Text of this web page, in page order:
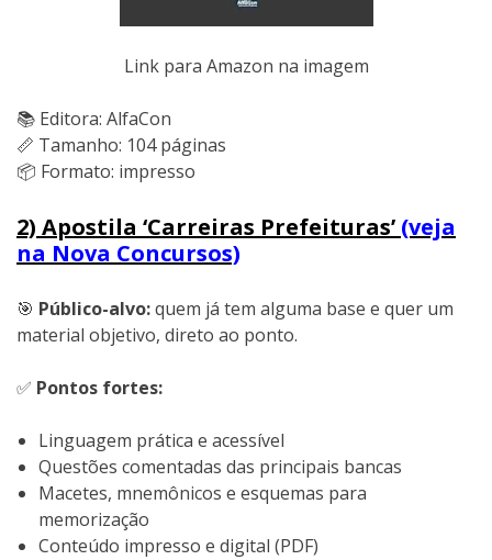
Link para Amazon na imagem
📚 Editora: AlfaCon
📏 Tamanho: 104 páginas
📦 Formato: impresso
2) Apostila ‘Carreiras Prefeituras’ (veja
na Nova Concursos)
🎯 Público-alvo:quem já tem alguma base e quer um
material objetivo, direto ao ponto.
✅ Pontos fortes:
Linguagem prática e acessível
Questões comentadas das principais bancas
Macetes, mnemônicos e esquemas para
memorização
Conteúdo impresso e digital (PDF)